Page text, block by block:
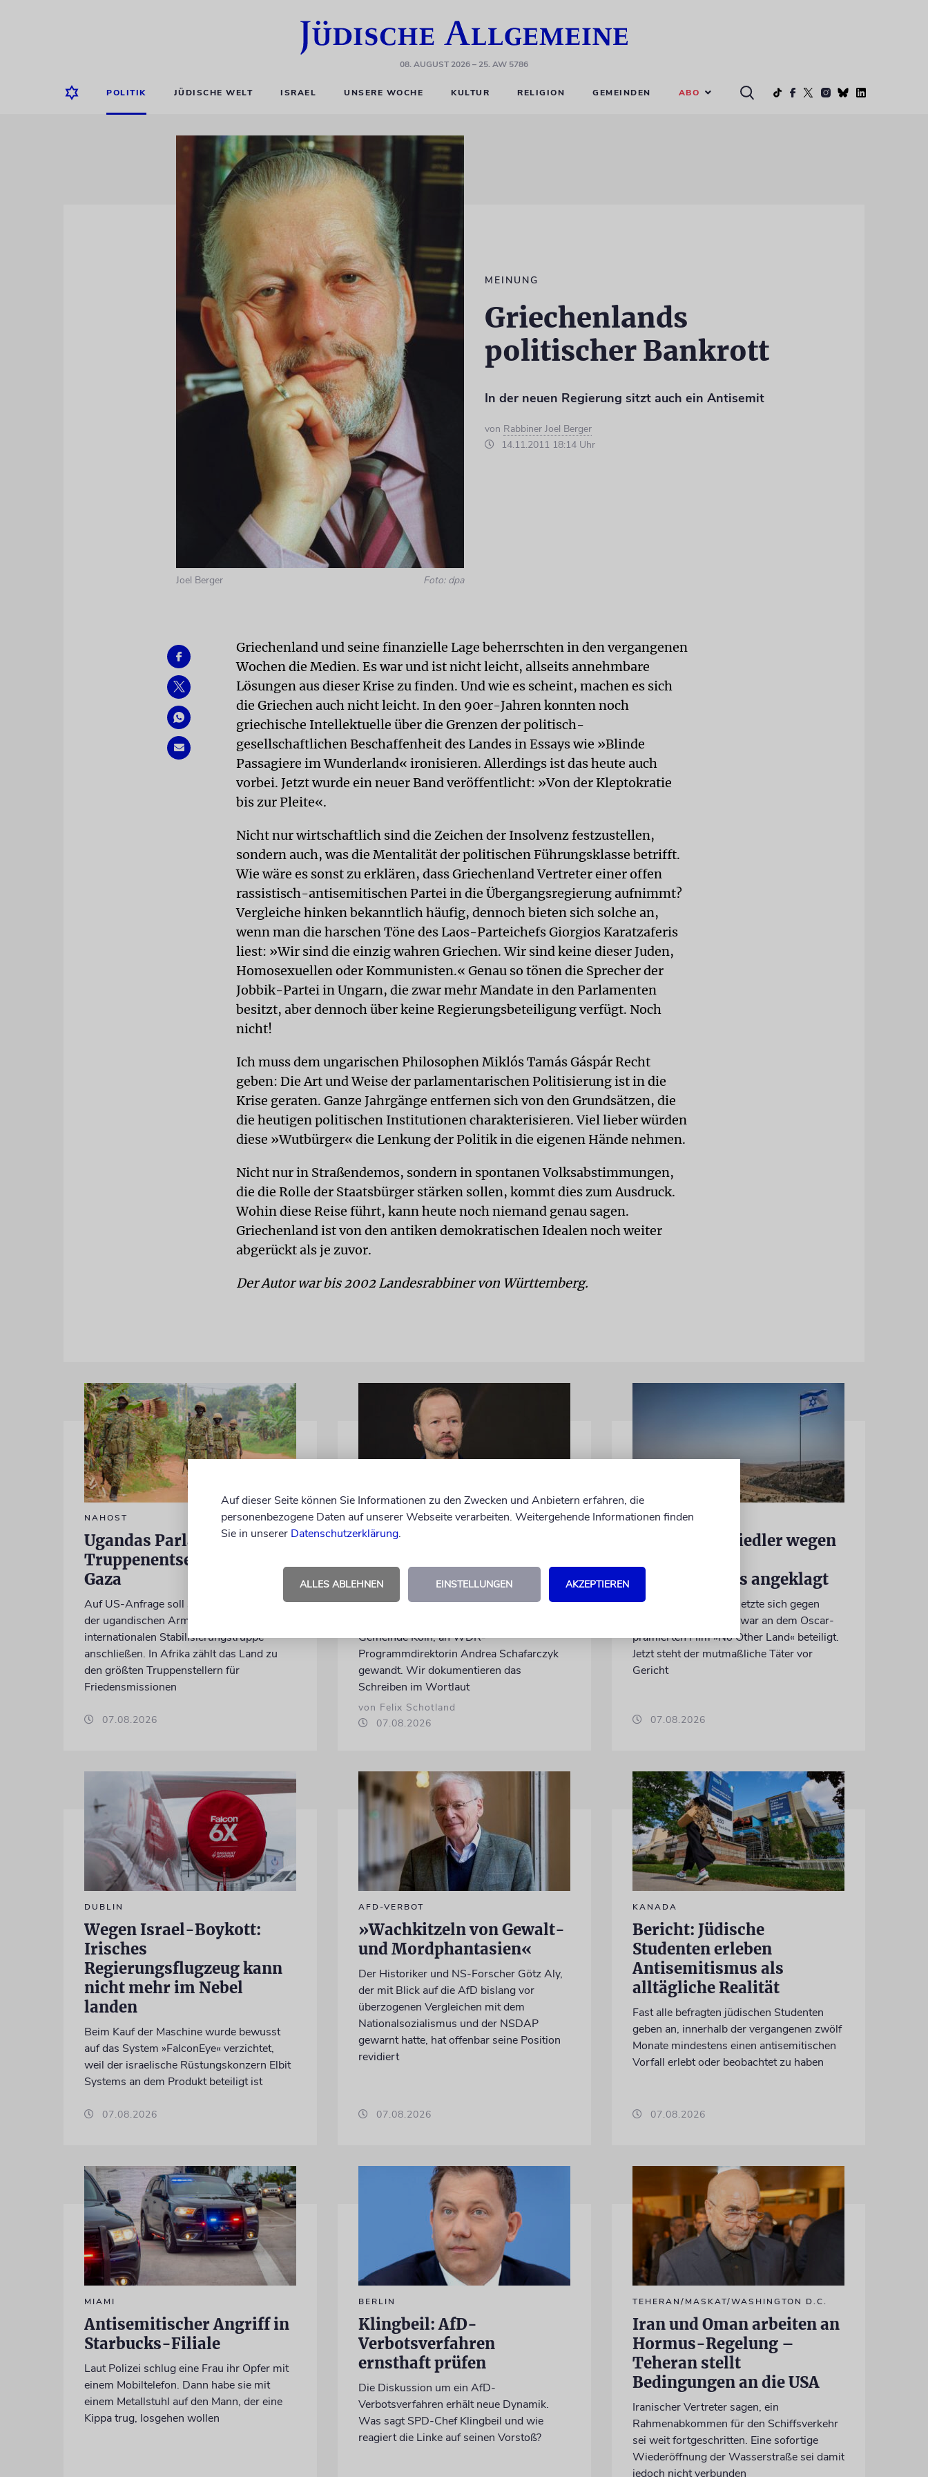
08. AUGUST 2026– 25. AW 5786
POLITIK JÜDISCHE WELT ISRAEL UNSERE WOCHE KULTUR RELIGION GEMEINDEN ABO
Joel Berger Foto: dpa
MEINUNG
Griechenlands
politischer Bankrott
In der neuen Regierung sitzt auch ein Antisemit
von Rabbiner Joel Berger
14.11.2011 18:14 Uhr
Griechenland und seine finanzielle Lage beherrschten in den vergangenen
Wochen die Medien. Es war und ist nicht leicht, allseits annehmbare
Lösungen aus dieser Krise zu finden. Und wie es scheint, machen es sich
die Griechen auch nicht leicht. In den 90er-Jahren konnten noch
griechische Intellektuelle über die Grenzen der politisch-
gesellschaftlichen Beschaffenheit des Landes in Essays wie »Blinde
Passagiere im Wunderland« ironisieren. Allerdings ist das heute auch
vorbei. Jetzt wurde ein neuer Band veröffentlicht: »Von der Kleptokratie
bis zur Pleite«.
Nicht nur wirtschaftlich sind die Zeichen der Insolvenz festzustellen,
sondern auch, was die Mentalität der politischen Führungsklasse betrifft.
Wie wäre es sonst zu erklären, dass Griechenland Vertreter einer offen
rassistisch-antisemitischen Partei in die Übergangsregierung aufnimmt?
Vergleiche hinken bekanntlich häufig, dennoch bieten sich solche an,
wenn man die harschen Töne des Laos-Parteichefs Giorgios Karatzaferis
liest: »Wir sind die einzig wahren Griechen. Wir sind keine dieser Juden,
Homosexuellen oder Kommunisten.« Genau so tönen die Sprecher der
Jobbik-Partei in Ungarn, die zwar mehr Mandate in den Parlamenten
besitzt, aber dennoch über keine Regierungsbeteiligung verfügt. Noch
nicht!
Ich muss dem ungarischen Philosophen Miklós Tamás Gáspár Recht
geben: Die Art und Weise der parlamentarischen Politisierung ist in die
Krise geraten. Ganze Jahrgänge entfernen sich von den Grundsätzen, die
die heutigen politischen Institutionen charakterisieren. Viel lieber würden
diese »Wutbürger« die Lenkung der Politik in die eigenen Hände nehmen.
Nicht nur in Straßendemos, sondern in spontanen Volksabstimmungen,
die die Rolle der Staatsbürger stärken sollen, kommt dies zum Ausdruck.
Wohin diese Reise führt, kann heute noch niemand genau sagen.
Griechenland ist von den antiken demokratischen Idealen noch weiter
abgerückt als je zuvor.
Der Autor war bis 2002 Landesrabbiner von Württemberg.
NAHOST
Ugandas Parlament billigt
Truppenentsendung nach
Gaza
Auf US-Anfrage soll sich ein Kontingent
der ugandischen Armee der geplanten
internationalen Stabilisierungstruppe
anschließen. In Afrika zählt das Land zu
den größten Truppenstellern für
Friedensmissionen
07.08.2026
MEINUNG
Wie Georg Restle die
untergräbt
Nach dem X-Post des Journalisten hat sich
Gemeinde Köln, an WDR-
Programmdirektorin Andrea Schafarczyk
gewandt. Wir dokumentieren das
Schreiben im Wortlaut
von Felix Schotland
07.08.2026
JUSTIZ
Israelischer Siedler wegen
Palästinensers angeklagt
Der getötete Aktivist setzte sich gegen
Siedlergewalt ein und war an dem Oscar-
prämierten Film »No Other Land« beteiligt.
Jetzt steht der mutmaßliche Täter vor
Gericht
07.08.2026
DUBLIN
Wegen Israel-Boykott:
Irisches
Regierungsflugzeug kann
nicht mehr im Nebel
landen
Beim Kauf der Maschine wurde bewusst
auf das System »FalconEye« verzichtet,
weil der israelische Rüstungskonzern Elbit
Systems an dem Produkt beteiligt ist
07.08.2026
AFD-VERBOT
»Wachkitzeln von Gewalt-
und Mordphantasien«
Der Historiker und NS-Forscher Götz Aly,
der mit Blick auf die AfD bislang vor
überzogenen Vergleichen mit dem
Nationalsozialismus und der NSDAP
gewarnt hatte, hat offenbar seine Position
revidiert
07.08.2026
KANADA
Bericht: Jüdische
Studenten erleben
Antisemitismus als
alltägliche Realität
Fast alle befragten jüdischen Studenten
geben an, innerhalb der vergangenen zwölf
Monate mindestens einen antisemitischen
Vorfall erlebt oder beobachtet zu haben
07.08.2026
MIAMI
Antisemitischer Angriff in
Starbucks-Filiale
Laut Polizei schlug eine Frau ihr Opfer mit
einem Mobiltelefon. Dann habe sie mit
einem Metallstuhl auf den Mann, der eine
Kippa trug, losgehen wollen
BERLIN
Klingbeil: AfD-
Verbotsverfahren
ernsthaft prüfen
Die Diskussion um ein AfD-
Verbotsverfahren erhält neue Dynamik.
Was sagt SPD-Chef Klingbeil und wie
reagiert die Linke auf seinen Vorstoß?
TEHERAN/MASKAT/WASHINGTON D.C.
Iran und Oman arbeiten an
Hormus-Regelung –
Teheran stellt
Bedingungen an die USA
Iranischer Vertreter sagen, ein
Rahmenabkommen für den Schiffsverkehr
sei weit fortgeschritten. Eine sofortige
Wiederöffnung der Wasserstraße sei damit
jedoch nicht verbunden
Auf dieser Seite können Sie Informationen zu den Zwecken und Anbietern erfahren, die
personenbezogene Daten auf unserer Webseite verarbeiten. Weitergehende Informationen finden
Sie in unserer Datenschutzerklärung.
ALLES ABLEHNEN EINSTELLUNGEN AKZEPTIEREN